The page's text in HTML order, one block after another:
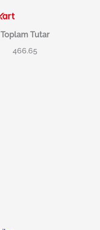
Toplam Tutar
466.65